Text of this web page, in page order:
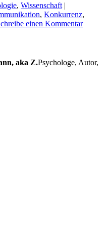
, Wissenschaft |
, Konkurrenz,
einen Kommentar
aka Z.Psychologe, Autor,